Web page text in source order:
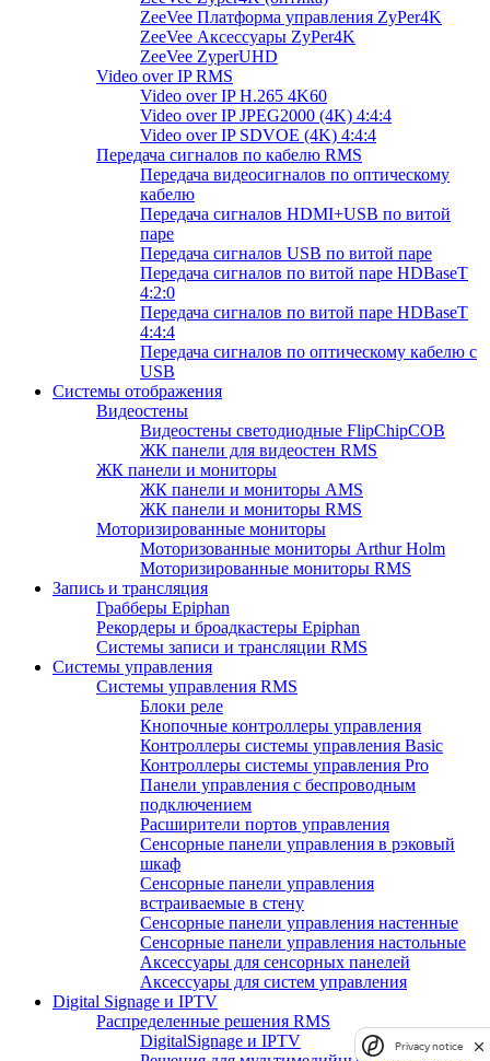
ZeeVee Платформа управления ZyPer4K
ZeeVee Аксессуары ZyPer4K
ZeeVee ZyperUHD
Video over IP RMS
Video over IP H.265 4K60
Video over IP JPEG2000 (4K) 4:4:4
Video over IP SDVOE (4K) 4:4:4
Передача сигналов по кабелю RMS
Передача видеосигналов по оптическому
кабелю
Передача сигналов HDMI+USB по витой
паре
Передача сигналов USB по витой паре
Передача сигналов по витой паре HDBaseT
4:2:0
Передача сигналов по витой паре HDBaseT
4:4:4
Передача сигналов по оптическому кабелю с
USB
Системы отображения
Видеостены
Видеостены светодиодные FlipChipCOB
ЖК панели для видеостен RMS
ЖК панели и мониторы
ЖК панели и мониторы AMS
ЖК панели и мониторы RMS
Моторизированные мониторы
Моторизованные мониторы Arthur Holm
Моторизированные мониторы RMS
Запись и трансляция
Грабберы Epiphan
Рекордеры и броадкастеры Epiphan
Системы записи и трансляции RMS
Системы управления
Системы управления RMS
Блоки реле
Кнопочные контроллеры управления
Контроллеры системы управления Basic
Контроллеры системы управления Pro
Панели управления с беспроводным
подключением
Расширители портов управления
Сенсорные панели управления в рэковый
шкаф
Сенсорные панели управления
встраиваемые в стену
Сенсорные панели управления настенные
Сенсорные панели управления настольные
Аксессуары для сенсорных панелей
Аксессуары для систем управления
Digital Signage и IPTV
Распределенные решения RMS
DigitalSignage и IPTV
Privacy notice